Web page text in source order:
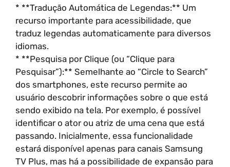
* **Tradução Automática de Legendas:** Um
recurso importante para acessibilidade, que
traduz legendas automaticamente para diversos
idiomas.
* **Pesquisa por Clique (ou “Clique para
Pesquisar”):** Semelhante ao “Circle to Search”
dos smartphones, este recurso permite ao
usuário descobrir informações sobre o que está
sendo exibido na tela. Por exemplo, é possível
identificar o ator ou atriz de uma cena que está
passando. Inicialmente, essa funcionalidade
estará disponível apenas para canais Samsung
TV Plus, mas há a possibilidade de expansão para